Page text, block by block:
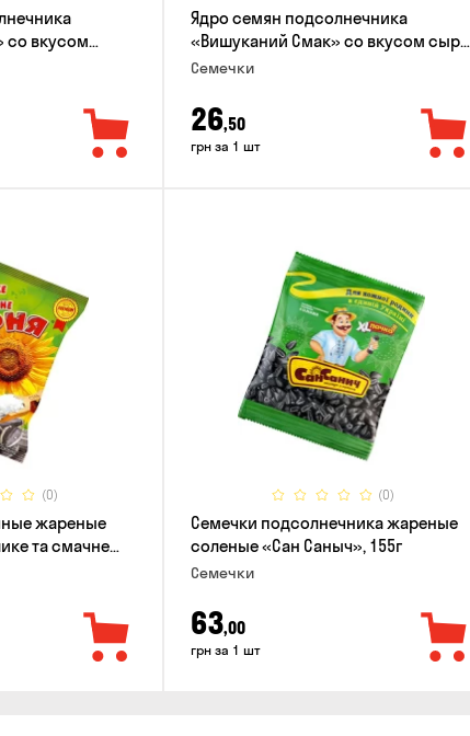
со вкусом
Ядро семян подсолнечника
«Вишуканий Смак» со вкусом сыра,
80г
Семечки
26,50
грн за 1 шт
(0)
жареные
та смачне
(0)
Семечки подсолнечника жареные
соленые «Сан Саныч», 155г
Семечки
63,00
грн за 1 шт